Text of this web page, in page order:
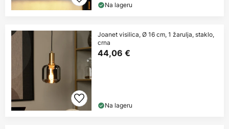
Na lageru
Joanet visilica, Ø 16 cm, 1 žarulja, staklo,
crna
44,06 €
Na lageru